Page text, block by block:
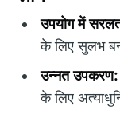
उपयोग में
के लिए सुलभ
उन्नत उपकरण:
के लिए